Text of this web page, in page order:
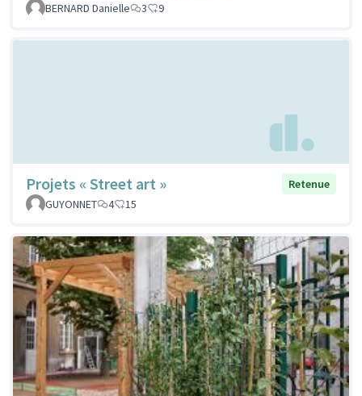
BERNARD Danielle 3 9
Projets « Street art »
Retenue
GUYONNET
4 15